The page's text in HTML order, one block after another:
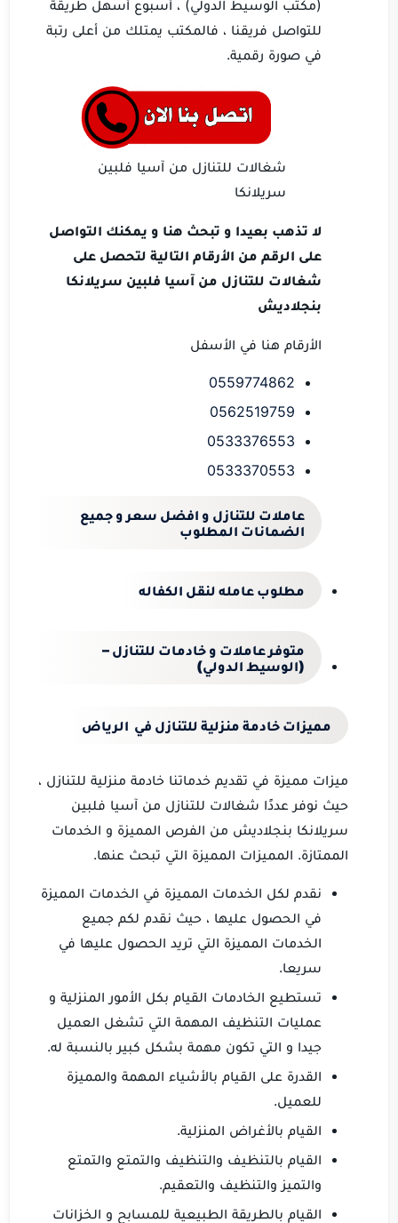
(مكتب الوسيط الدولي) ، أسبوع أسهل طريقة
للتواصل فريقنا ، فالمكتب يمتلك من أعلى رتبة
في صورة رقمية.
شغالات للتنازل من آسيا فلبين
سريلانكا
لا تذهب بعيدا و تبحث هنا و يمكنك التواصل
على الرقم من الأرقام التالية لتحصل على
شغالات للتنازل من آسيا فلبين سريلانكا
بنجلاديش
الأرقام هنا في الأسفل
0559774862
0562519759
0533376553
0533370553
عاملات للتنازل و افضل سعر و جميع
الضمانات المطلوب
مطلوب عامله لنقل الكفاله
متوفر عاملات و خادمات للتنازل –
(الوسيط الدولي)
مميزات خادمة منزلية للتنازل في الرياض
ميزات مميزة في تقديم خدماتنا خادمة منزلية للتنازل ،
حيث نوفر عددًا شغالات للتنازل من آسيا فلبين
سريلانكا بنجلاديش من الفرص المميزة و الخدمات
الممتازة. المميزات المميزة التي تبحث عنها.
نقدم لكل الخدمات المميزة في الخدمات المميزة
في الحصول عليها ، حيث نقدم لكم جميع
الخدمات المميزة التي تريد الحصول عليها في
سريعا.
تستطيع الخادمات القيام بكل الأمور المنزلية و
عمليات التنظيف المهمة التي تشغل العميل
جيدا و التي تكون مهمة بشكل كبير بالنسبة له.
القدرة على القيام بالأشياء المهمة والمميزة
للعميل.
القيام بالأغراض المنزلية.
القيام بالتنظيف والتنظيف والتمتع والتمتع
والتميز والتنظيف والتعقيم.
القيام بالطريقة الطبيعية للمسابح و الخزانات